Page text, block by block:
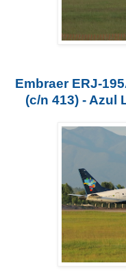
Embraer ERJ-
(c/n 413) - Azul